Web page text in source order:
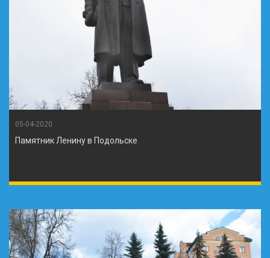
05-04-2020
Памятник Ленину в Подольске